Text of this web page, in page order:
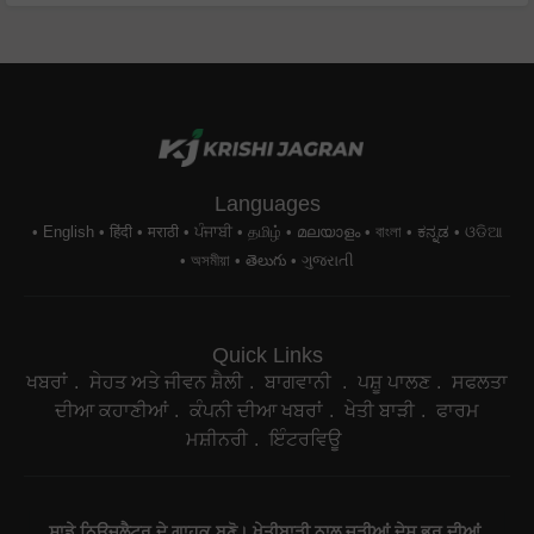
Languages
English हिंदी मराठी ਪੰਜਾਬੀ தமிழ் മലയാളം বাংলা ಕನ್ನಡ
ଓଡିଆ
অসমীয়া
తెలుగు ગુજરાતી
Quick Links
ਖਬਰਾਂ ਸੇਹਤ ਅਤੇ ਜੀਵਨ ਸ਼ੈਲੀ ਬਾਗਵਾਨੀ ਪਸ਼ੂ ਪਾਲਣ
ਸਫਲਤਾ
ਦੀਆ ਕਹਾਣੀਆਂ
ਕੰਪਨੀ ਦੀਆ ਖਬਰਾਂ ਖੇਤੀ ਬਾੜੀ
ਫਾਰਮ
ਮਸ਼ੀਨਰੀ
ਇੰਟਰਵਿਊ